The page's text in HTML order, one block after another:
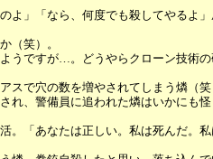
」「なら、何度でも殺してやるよ
（笑）。
うですが…。どうやらクローン技術
で穴の数を増やされてしまう燐（
、警備員に追われた燐はいかにも
「あなたは正しい。私は死んだ。